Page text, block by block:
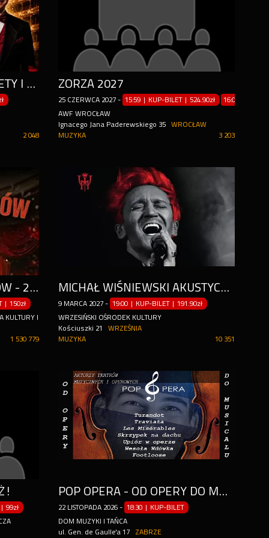
NAJPIĘKNIEJSZE ARIE, DUETY I TERCETY ŚWIATA W FORMIE SPEKTAKLU
2 048
ZORZA 2027
25 CZERWCA 2027 - 15:59 | KUP-BILET | 524.90zł
16:00 | KUP-
AWF WROCŁAW
Ignacego Jana Paderewskiego 35
WROCŁAW
3 203
MUZYKA
Z ŻARTAMI NIE MA ŻARTÓW - 20-LECIE
| 150zł
KULTURY IM. KRYSTYNY BOCHENEK
1 530 779
MICHAŁ WIŚNIEWSKI AKUSTYCZNIE
9 MARCA 2027 - 19:00 | KUP-BILET |191.90zł
WRZESIŃSKI OŚRODEK KULTURY
Kościuszki 21
WRZEŚNIA
10 351
MUZYKA
| 99zł
POP OPERA - OD OPERY DO MUSICALU
22 LISTOPADA 2026 - 18:30 | KUP-BILET
DOM MUZYKI I TAŃCA
ul. Gen. de Gaulle'a 17
ZABRZE